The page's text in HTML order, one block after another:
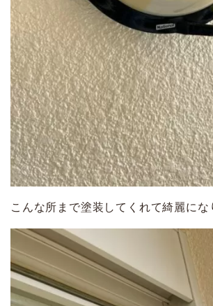
こんな所まで塗装してくれて綺麗にな